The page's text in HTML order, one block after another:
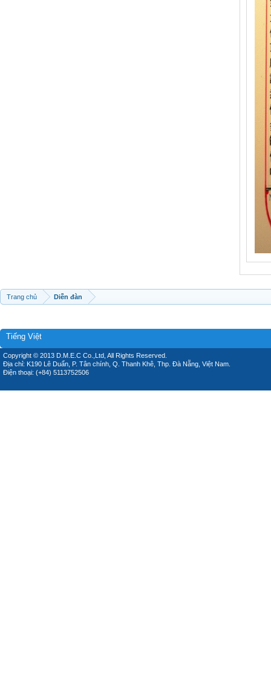
Trang chủ Diễn đàn
Tiếng Việt
Copyright © 2013 D.M.E.C Co.,Ltd, All Rights Reserved.
Địa chỉ: K190 Lê Duẩn, P. Tân chính, Q. Thanh Khê, Thp. Đà Nẵng, Việt Nam.
Điện thoại: (+84) 5113752506